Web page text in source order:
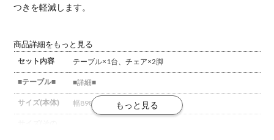
つきを軽減します。
商品詳細をもっと見る
セット内容
テーブル×1台、チェア×2脚
■テーブル■ ■詳細■
サイズ(本体) 幅898×奥行898×高さ714mm